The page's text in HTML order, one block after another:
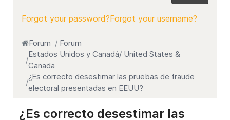
Forgot your password?Forgot your username?
Forum
Forum
Estados Unidos y Canadá/ United States &
Canada
¿Es correcto desestimar las pruebas de fraude
electoral presentadas en EEUU?
¿Es correcto desestimar las